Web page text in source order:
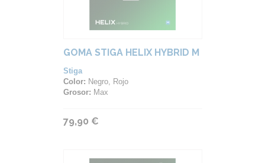
GOMA STIGA HELIX HYBRID M
Stiga
Color: Negro, Rojo
Grosor: Max
79,90 €